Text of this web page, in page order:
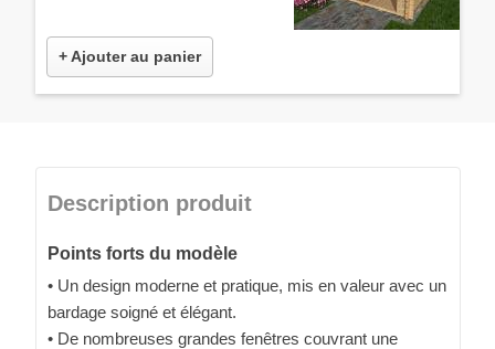
+ Ajouter au panier
Description produit
Points forts du modèle
• Un design moderne et pratique, mis en valeur avec un
bardage soigné et élégant.
• De nombreuses grandes fenêtres couvrant une